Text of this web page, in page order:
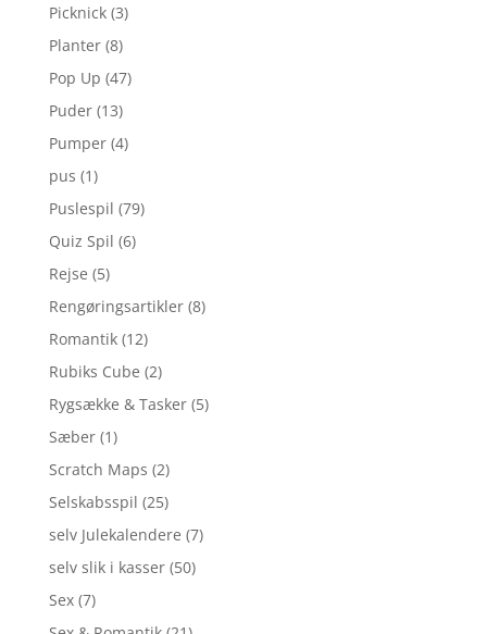
Picknick (3)
Planter (8)
Pop Up (47)
Puder (13)
Pumper (4)
pus (1)
Puslespil (79)
Quiz Spil (6)
Rejse (5)
Rengøringsartikler (8)
Romantik (12)
Rubiks Cube (2)
Rygsække & Tasker (5)
Sæber (1)
Scratch Maps (2)
Selskabsspil (25)
selv Julekalendere (7)
selv slik i kasser (50)
Sex (7)